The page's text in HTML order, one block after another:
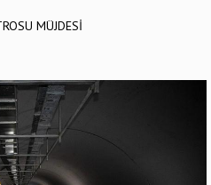
MÜJDESİ